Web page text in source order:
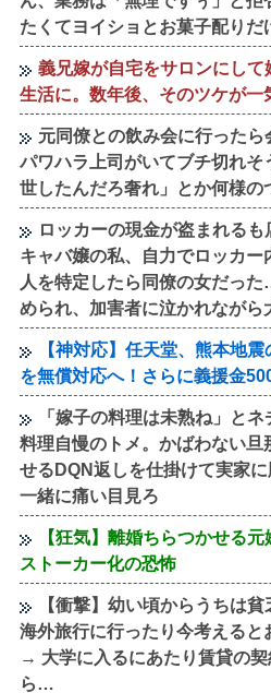
たくてヨイショとお菓子配りだ
義兄嫁が自宅をサロンにし
生活に。数年後、そのツケが
元同僚との飲み会に行った
パワハラ上司がいてブチ切れそ
世したんだろ奢れ」とか何様の
ロッカーの現金が盗まれる
キャバ嬢の私、自力でロッカ
人を特定したら同僚の女だっ
められ、加害者に泣かれながら
【神対応】任天堂、熊本地
を無償対応へ！さらに義援金
「嫁子の料理は未熟ね」と
料理自慢のトメ。かばわない旦
せるDQN返しを仕掛けて実家
一緒に痛い目見ろ
【狂気】離婚ちらつかせる
ストーカー化の恐怖
【衝撃】幼い頃からうちは
海外旅行に行ったり今考えると
→ 大学に入るにあたり賃貸の
ら…